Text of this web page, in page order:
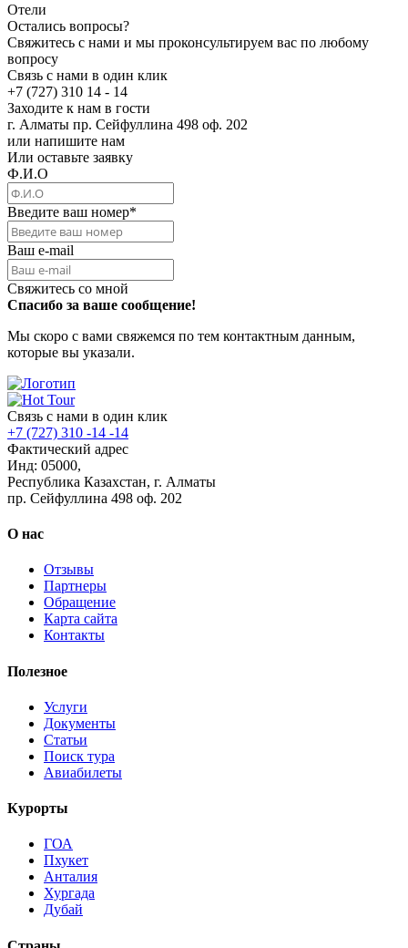
Отели
Остались вопросы?
Свяжитесь с нами и мы проконсультируем вас по любому
вопросу
Связь с нами в один клик
+7 (727) 310 14 - 14
Заходите к нам в гости
г. Алматы пр. Сейфуллина 498 оф. 202
или напишите нам
Или оставьте заявку
Ф.И.О
Введите ваш номер*
Ваш e-mail
Свяжитесь со мной
Спасибо за ваше сообщение!
Мы скоро с вами свяжемся по тем контактным данным,
которые вы указали.
Связь с нами в один клик
+7 (727) 310 -14 -14
Фактический адрес
Инд: 05000,
Республика Казахстан, г. Алматы
пр. Сейфуллина 498 оф. 202
О нас
Отзывы
Партнеры
Обращение
Карта сайта
Контакты
Полезное
Услуги
Документы
Статьи
Поиск тура
Авиабилеты
Курорты
ГОА
Пхукет
Анталия
Хургада
Дубай